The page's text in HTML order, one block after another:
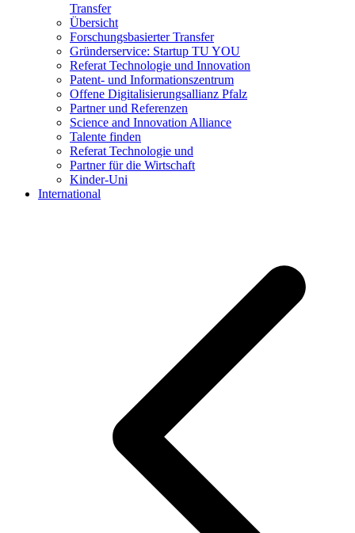
Transfer
Übersicht
Forschungsbasierter Transfer
Gründerservice: Startup TU YOU
Referat Technologie und Innovation
Patent- und Informationszentrum
Offene Digitalisierungsallianz Pfalz
Partner und Referenzen
Science and Innovation Alliance
Talente finden
Referat Technologie und
Partner für die Wirtschaft
Kinder-Uni
International